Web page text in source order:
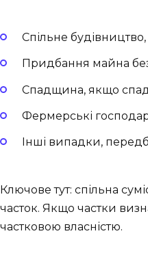
Спільне
Придбання майна
Спадщина, якщо
Фермерські
Інші випадки,
Ключове тут: спільна
часток. Якщо частки
частковою власністю.